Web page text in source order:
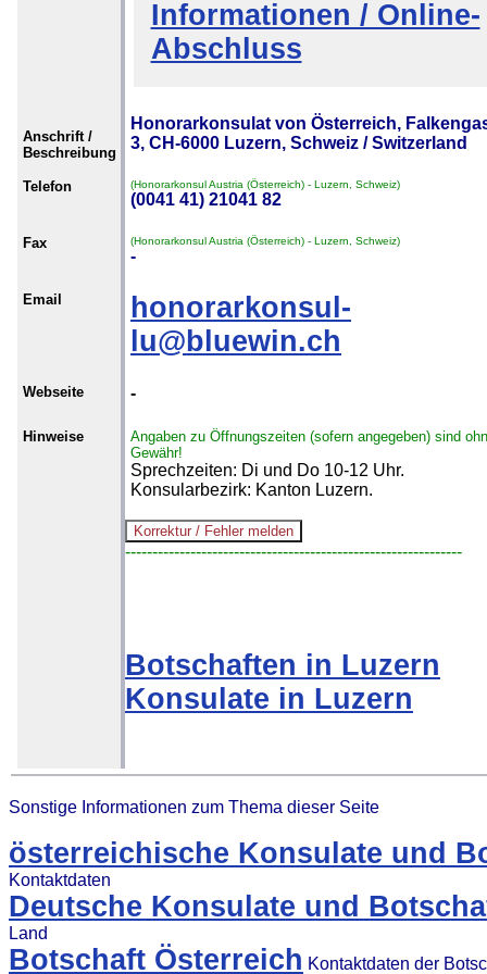
Informationen / Online-
Abschluss
Anschrift /
Beschreibung
Honorarkonsulat von Österreich,
3, CH-6000 Luzern, Schweiz / Switzerland
Telefon (Honorarkonsul Austria (Österreich) - Luzern, Schweiz)
(0041 41) 21041 82
Fax (Honorarkonsul Austria (Österreich) - Luzern, Schweiz)
-
Email
honorarkonsul-
lu@bluewin.ch
Webseite -
Hinweise
Angaben zu Öffnungszeiten (sofern angegeben) sind
Gewähr!
Sprechzeiten: Di und Do 10-12 Uhr.
Konsularbezirk: Kanton Luzern.
--------------------------------------------------------------
Botschaften in Luzern
Konsulate in Luzern
Sonstige Informationen zum Thema dieser Seite
österreichische Konsulate und
Kontaktdaten
Deutsche Konsulate und
Land
Botschaft Österreich Kontaktdaten der